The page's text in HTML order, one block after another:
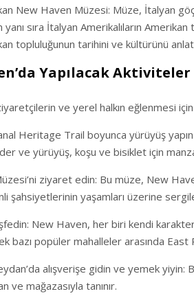
New Haven Müzesi: Müze, İtalyan
sıra İtalyan Amerikalıların
topluluğunun tarihini ve kültürünü
Yapılacak Aktiviteler
ve yerel halkın eğlenmesi
Heritage Trail boyunca yürüyüş
ve yürüyüş, koşu ve bisiklet için
ziyaret edin: Bu müze, New
şahsiyetlerinin yaşamları üzerine
New Haven, her biri kendi
bazı popüler mahalleler arasında
alışverişe gidin ve yemek yiyin:
ve mağazasıyla tanınır.